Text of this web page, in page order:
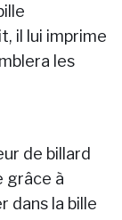
il lui imprime
les
de billard
grâce à
dans la bille